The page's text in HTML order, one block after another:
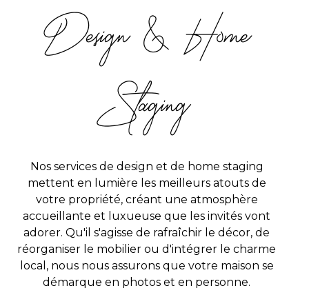
Design & Home
Staging
Nos services de design et de home staging
mettent en lumière les meilleurs atouts de
votre propriété, créant une atmosphère
accueillante et luxueuse que les invités vont
adorer. Qu'il s'agisse de rafraîchir le décor, de
réorganiser le mobilier ou d'intégrer le charme
local, nous nous assurons que votre maison se
démarque en photos et en personne.